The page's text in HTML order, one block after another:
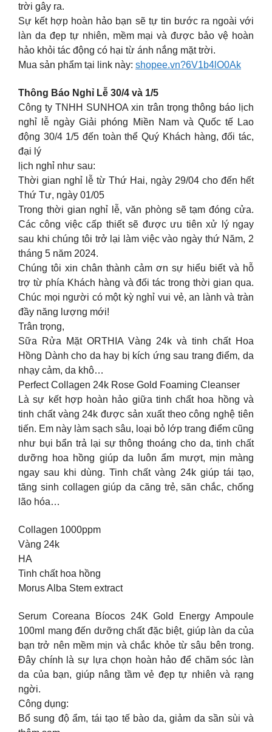
trời gây ra.
Sự kết hợp hoàn hảo bạn sẽ tự tin bước ra ngoài với
làn da đẹp tự nhiên, mềm mại và được bảo vệ hoàn
hảo khỏi tác động có hại từ ánh nắng mặt trời.
Mua sản phẩm tại link này: shopee.vn?6V1b4lO0Ak
Thông Báo Nghỉ Lễ 30/4 và 1/5
Công ty TNHH SUNHOA xin trân trọng thông báo lịch
nghỉ lễ ngày Giải phóng Miền Nam và Quốc tế Lao
động 30/4 1/5 đến toàn thể Quý Khách hàng, đối tác,
đại lý
lịch nghỉ như sau:
Thời gian nghỉ lễ từ Thứ Hai, ngày 29/04 cho đến hết
Thứ Tư, ngày 01/05
Trong thời gian nghỉ lễ, văn phòng sẽ tạm đóng cửa.
Các công việc cấp thiết sẽ được ưu tiên xử lý ngay
sau khi chúng tôi trở lại làm việc vào ngày thứ Năm, 2
tháng 5 năm 2024.
Chúng tôi xin chân thành cảm ơn sự hiểu biết và hỗ
trợ từ phía Khách hàng và đối tác trong thời gian qua.
Chúc mọi người có một kỳ nghỉ vui vẻ, an lành và tràn
đầy năng lượng mới!
Trân trọng,
Sữa Rửa Mặt ORTHIA Vàng 24k và tinh chất Hoa
Hồng Dành cho da hay bị kích ứng sau trang điểm, da
nhạy cảm, da khô…
Perfect Collagen 24k Rose Gold Foaming Cleanser
Là sự kết hợp hoàn hảo giữa tinh chất hoa hồng và
tinh chất vàng 24k được sản xuất theo công nghệ tiên
tiến. Em này làm sạch sâu, loại bỏ lớp trang điểm cũng
như bụi bẩn trả lại sự thông thoáng cho da, tinh chất
dưỡng hoa hồng giúp da luôn ẩm mượt, mịn màng
ngay sau khi dùng. Tinh chất vàng 24k giúp tái tạo,
tăng sinh collagen giúp da căng trẻ, săn chắc, chống
lão hóa…
Collagen 1000ppm
Vàng 24k
HA
Tinh chất hoa hồng
Morus Alba Stem extract
Serum Coreana Bíocos 24K Gold Energy Ampoule
100ml mang đến dưỡng chất đặc biệt, giúp làn da của
bạn trở nên mềm mịn và chắc khỏe từ sâu bên trong.
Đây chính là sự lựa chọn hoàn hảo để chăm sóc làn
da của bạn, giúp nâng tầm vẻ đẹp tự nhiên và rạng
ngời.
Công dụng:
Bổ sung độ ẩm, tái tạo tế bào da, giảm da sần sùi và